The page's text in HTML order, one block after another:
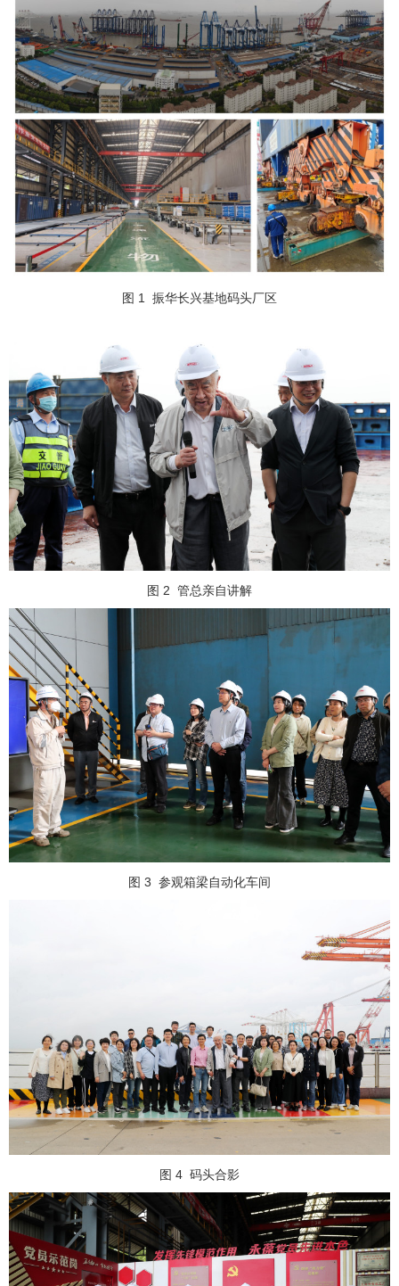
图 1 振华长兴基地码头厂区
图 2 管总亲自讲解
图 3 参观箱梁自动化车间
图 4 码头合影